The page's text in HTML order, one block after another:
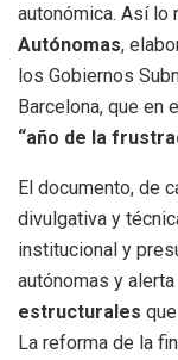
autonómica. Así lo
Autónomas,
los Gobiernos
Barcelona, que en
“año de la
El documento, de
divulgativa y
institucional y
autónomas y alerta
estructurales
La reforma de la